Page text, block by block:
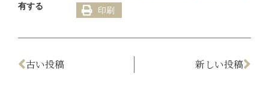
有する
印刷
古い投稿 新しい投稿